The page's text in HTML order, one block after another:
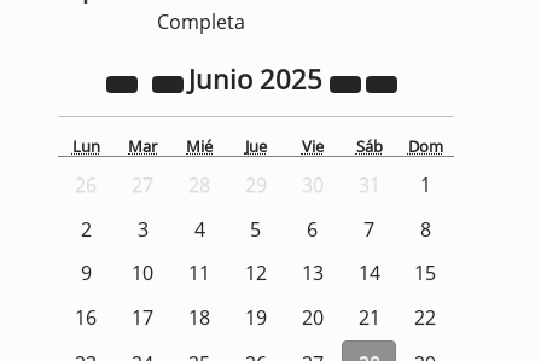
Completa
Junio 2025
Lun Mar Mié Jue Vie Sáb Dom
26 27 28 29 30 31
1
2
3 4 5 6 7
8
9
10 11 12 13 14
15
16
17 18 19 20 21
22